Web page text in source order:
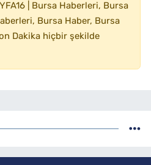
| Bursa Haberleri, Bursa
Bursa Haber, Bursa
Dakika hiçbir şekilde